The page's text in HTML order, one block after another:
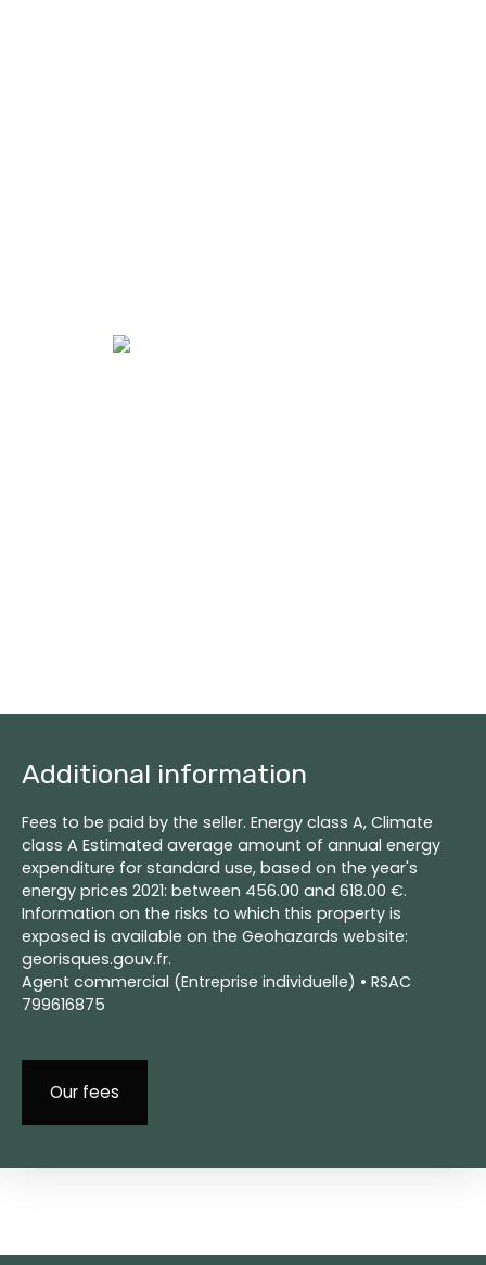
Additional information
Fees to be paid by the seller. Energy class A, Climate
class A Estimated average amount of annual energy
expenditure for standard use, based on the year's
energy prices 2021: between 456.00 and 618.00 €.
Information on the risks to which this property is
exposed is available on the Geohazards website:
georisques.gouv.fr.
Agent commercial (Entreprise individuelle) • RSAC
799616875
Our fees